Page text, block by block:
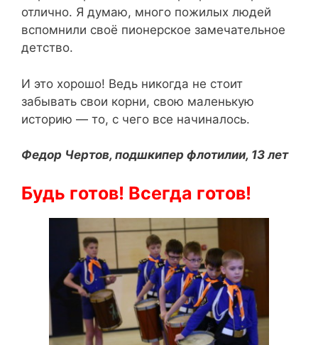
отлично. Я думаю, много пожилых людей
вспомнили своё пионерское замечательное
детство.
И это хорошо! Ведь никогда не стоит
забывать свои корни, свою маленькую
историю — то, с чего все начиналось.
Федор Чертов, подшкипер флотилии, 13 лет
Будь готов! Всегда готов!